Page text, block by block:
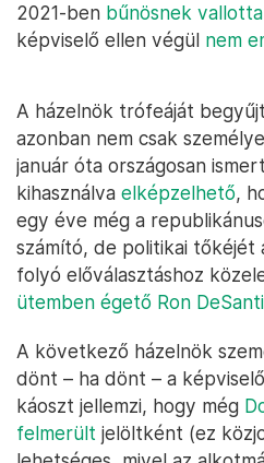
2021-ben bűnösnek
képviselő ellen végül nem
A házelnök trófeáját
azonban nem csak
január óta országosan
kihasználva elképzelhető,
egy éve még a
számító, de politikai tőkéjét
folyó előválasztáshoz
ütemben égető Ron
A következő házelnök
dönt – ha dönt – a
káoszt jellemzi, hogy még
felmerült jelöltként (ez